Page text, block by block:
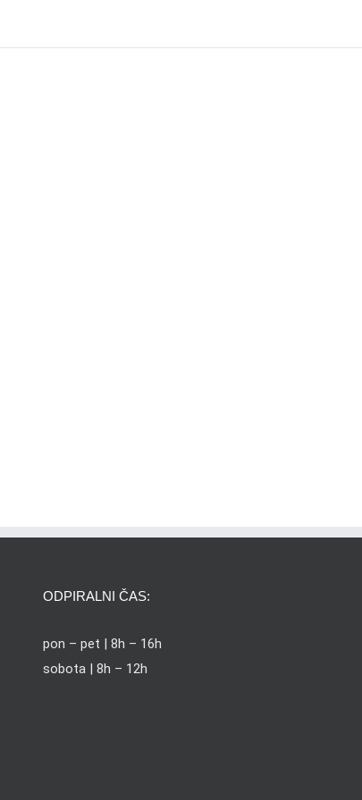
ODPIRALNI ČAS:
pon – pet | 8h – 16h
sobota | 8h – 12h